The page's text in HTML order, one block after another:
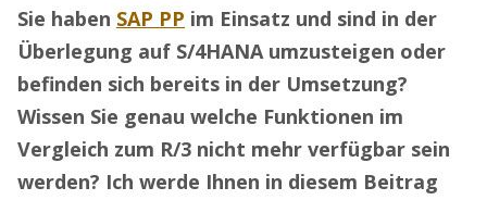
Sie haben SAP PP im Einsatz und sind in der
Überlegung auf S/4HANA umzusteigen oder
befinden sich bereits in der Umsetzung?
Wissen Sie genau welche Funktionen im
Vergleich zum R/3 nicht mehr verfügbar sein
werden? Ich werde Ihnen in diesem Beitrag